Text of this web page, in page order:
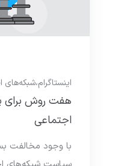
اینستاگرام،شبکه‌های
هفت روش برای
اجتماعی
با وجود مخالفت